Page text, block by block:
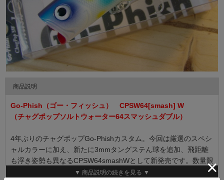
商品説明
Go-Phish（ゴー・フィッシュ） CPSW64[smash] W
（チャグポップソルトウォーター64スマッシュダブル）
4年ぶりのチャグポップGo-Phishカスタム。今回は厳選のスペシ
ャルカラーに加え、新たに3mmタングステん球を追加、飛距離
も浮き姿勢も異なるCPSW64smashWとして新発売です。数量限
定の正真正銘カスタムバージョンです！
▼ 商品説明の続きを見る ▼